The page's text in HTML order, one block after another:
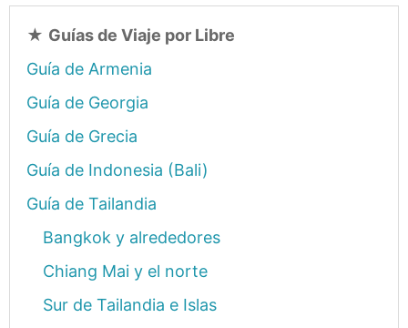
★ Guías de Viaje por Libre
Guía de Armenia
Guía de Georgia
Guía de Grecia
Guía de Indonesia (Bali)
Guía de Tailandia
Bangkok y alrededores
Chiang Mai y el norte
Sur de Tailandia e Islas